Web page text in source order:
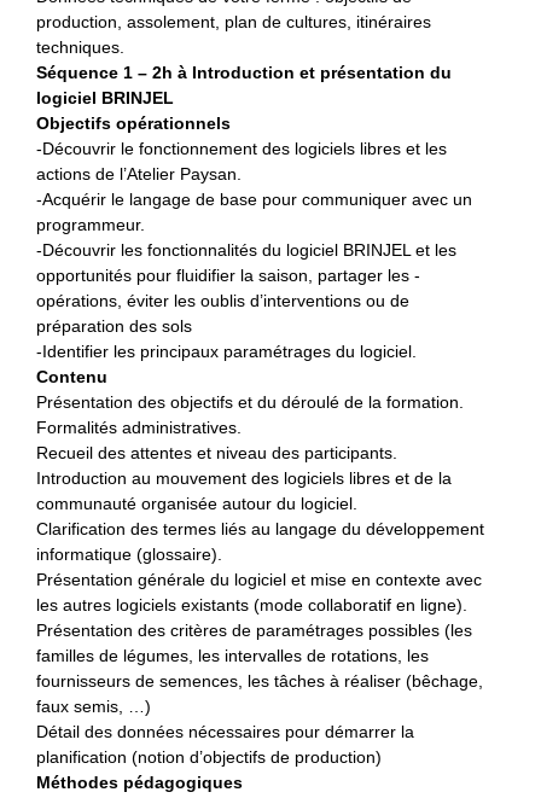
production, assolement, plan de cultures, itinéraires
techniques.
Séquence 1 – 2h à Introduction et présentation du
logiciel BRINJEL
Objectifs opérationnels
-Découvrir le fonctionnement des logiciels libres et les
actions de l’Atelier Paysan.
-Acquérir le langage de base pour communiquer avec un
programmeur.
-Découvrir les fonctionnalités du logiciel BRINJEL et les
opportunités pour fluidifier la saison, partager les -
opérations, éviter les oublis d’interventions ou de
préparation des sols
-Identifier les principaux paramétrages du logiciel.
Contenu
Présentation des objectifs et du déroulé de la formation.
Formalités administratives.
Recueil des attentes et niveau des participants.
Introduction au mouvement des logiciels libres et de la
communauté organisée autour du logiciel.
Clarification des termes liés au langage du développement
informatique (glossaire).
Présentation générale du logiciel et mise en contexte avec
les autres logiciels existants (mode collaboratif en ligne).
Présentation des critères de paramétrages possibles (les
familles de légumes, les intervalles de rotations, les
fournisseurs de semences, les tâches à réaliser (bêchage,
faux semis, …)
Détail des données nécessaires pour démarrer la
planification (notion d’objectifs de production)
Méthodes pédagogiques